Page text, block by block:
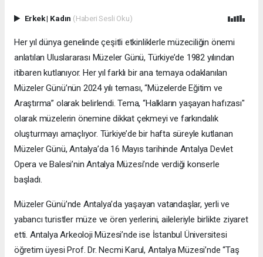
Erkek| Kadın (Haberi Sesli Oku)
Her yıl dünya genelinde çeşitli etkinliklerle müzeciliğin önemi
anlatılan Uluslararası Müzeler Günü, Türkiye’de 1982 yılından
itibaren kutlanıyor. Her yıl farklı bir ana temaya odaklanılan
Müzeler Günü’nün 2024 yılı teması, “Müzelerde Eğitim ve
Araştırma” olarak belirlendi. Tema, “Halkların yaşayan hafızası"
olarak müzelerin önemine dikkat çekmeyi ve farkındalık
oluşturmayı amaçlıyor. Türkiye’de bir hafta süreyle kutlanan
Müzeler Günü, Antalya’da 16 Mayıs tarihinde Antalya Devlet
Opera ve Balesi’nin Antalya Müzesi’nde verdiği konserle
başladı.
Müzeler Günü’nde Antalya’da yaşayan vatandaşlar, yerli ve
yabancı turistler müze ve ören yerlerini, aileleriyle birlikte ziyaret
etti. Antalya Arkeoloji Müzesi’nde ise İstanbul Üniversitesi
öğretim üyesi Prof. Dr. Necmi Karul, Antalya Müzesi’nde “Taş